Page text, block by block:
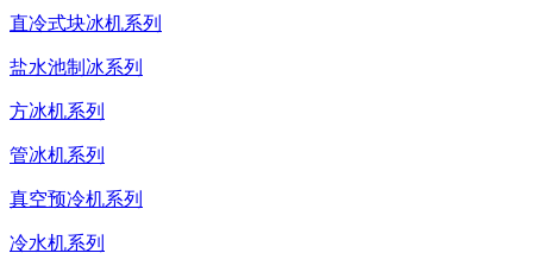
直冷式块冰机系列
盐水池制冰系列
方冰机系列
管冰机系列
真空预冷机系列
冷水机系列